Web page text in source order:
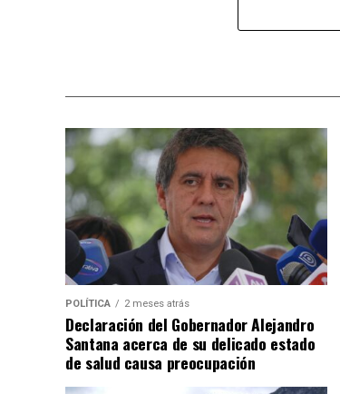
POLÍTICA 2 meses atrás
Declaración del Gobernador Alejandro
Santana acerca de su delicado estado
de salud causa preocupación